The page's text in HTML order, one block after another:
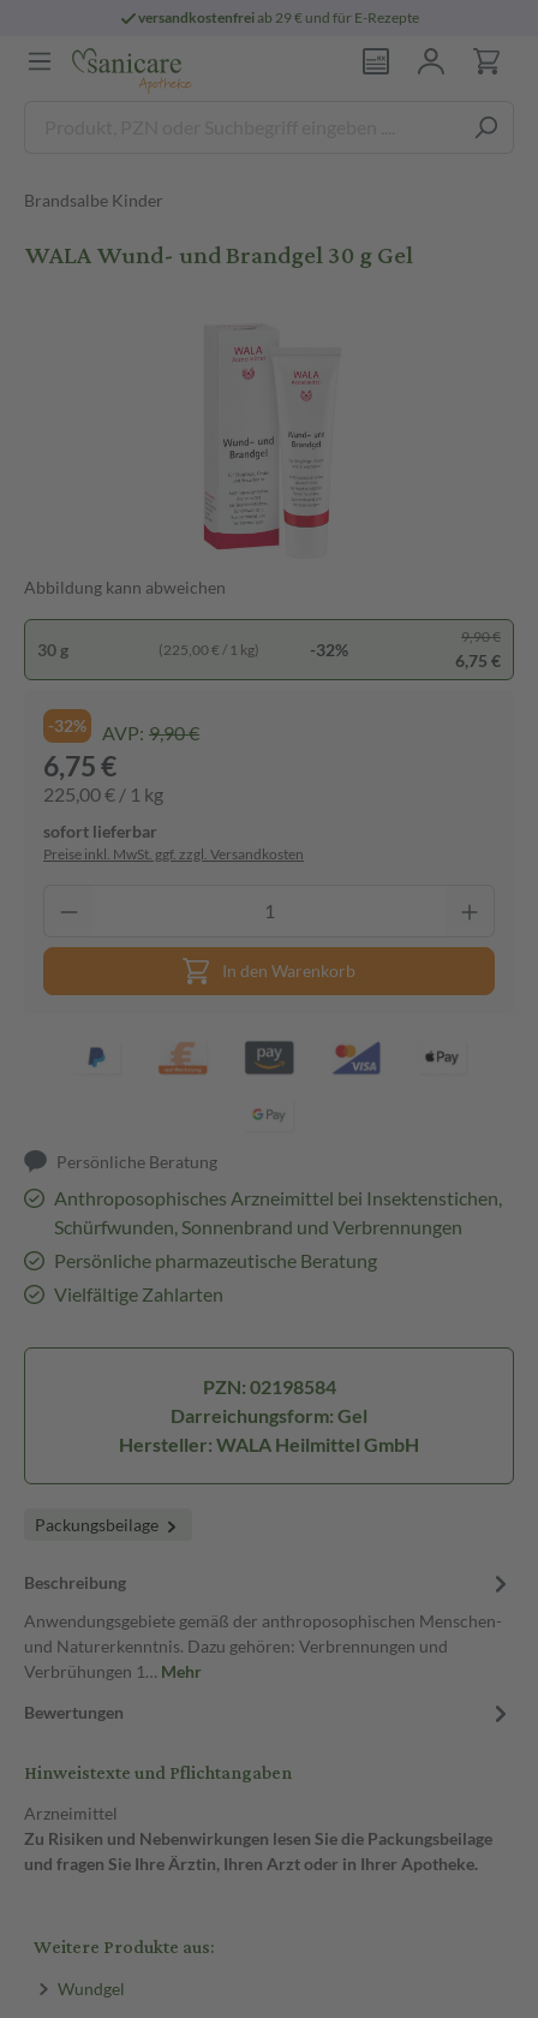
versandkostenfreiab 29 € und für E-Rezepte
Brandsalbe Kinder
WALA Wund- und Brandgel 30 g Gel
Abbildung kann abweichen
30 g (225,00 € / 1 kg) -32%
9,90 €
6,75 €
-32% AVP: 9,90 €
6,75 €
225,00 € / 1 kg
sofort lieferbar
Preise inkl. MwSt. ggf. zzgl. Versandkosten
In den Warenkorb
Persönliche Beratung
Anthroposophisches Arzneimittel bei Insektenstichen,
Schürfwunden, Sonnenbrand und Verbrennungen
Persönliche pharmazeutische Beratung
Vielfältige Zahlarten
PZN: 02198584
Darreichungsform: Gel
Hersteller: WALA Heilmittel GmbH
Packungsbeilage
Beschreibung
Anwendungsgebiete gemäß der anthroposophischen Menschen-
und Naturerkenntnis. Dazu gehören: Verbrennungen und
Verbrühungen 1… Mehr
Bewertungen
Hinweistexte und Pflichtangaben
Arzneimittel
Zu Risiken und Nebenwirkungen lesen Sie die Packungsbeilage
und fragen Sie Ihre Ärztin, Ihren Arzt oder in Ihrer Apotheke.
Weitere Produkte aus:
Wundgel